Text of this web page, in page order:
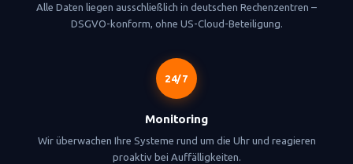
Alle Daten liegen ausschließlich in deutschen Rechenzentren –
DSGVO-konform, ohne US-Cloud-Beteiligung.
24/7
Monitoring
Wir überwachen Ihre Systeme rund um die Uhr und reagieren
proaktiv bei Auffälligkeiten.